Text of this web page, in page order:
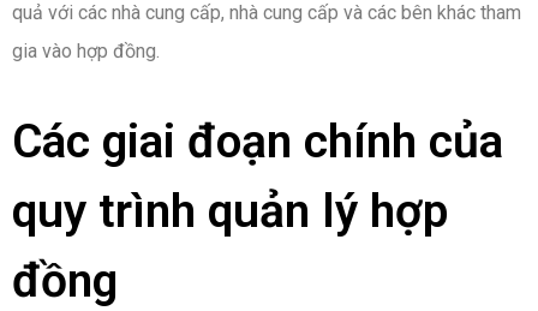
quả với các nhà cung cấp, nhà cung cấp và các bên khác tham
gia vào hợp đồng.
Các giai đoạn chính của
quy trình quản lý hợp
đồng